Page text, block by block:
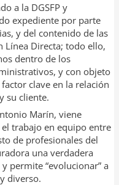
a la DGSFP y
expediente por parte
y del contenido de las
Línea Directa; todo ello,
dentro de los
y con objeto
clave en la relación
su cliente.
Marín, viene
trabajo en equipo entre
de profesionales del
una verdadera
permite “evolucionar” a
diverso.